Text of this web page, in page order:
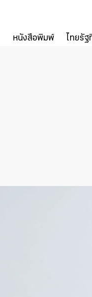
หนังสือพิมพ์ ไทยรัฐ